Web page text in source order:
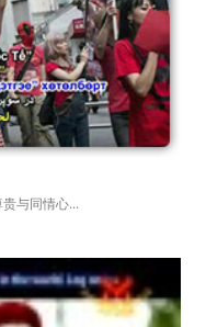
与同情心...